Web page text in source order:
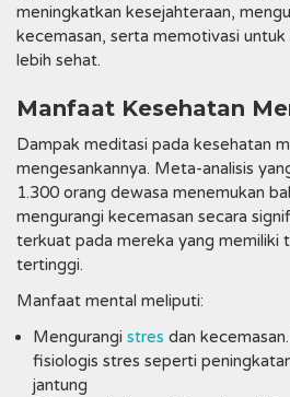
meningkatkan kesejahteraan,
kecemasan, serta memotivasi untuk
lebih sehat.
Manfaat Kesehatan
Dampak meditasi pada kesehatan
mengesankannya. Meta-analisis
1.300 orang dewasa menemukan
mengurangi kecemasan secara
terkuat pada mereka yang memiliki
tertinggi.
Manfaat mental meliputi:
Mengurangi stres dan
fisiologis stres seperti
jantung